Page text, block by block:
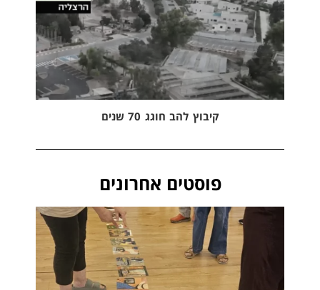
קיבוץ להב חוגג 70 שנים
פוסטים אחרונים